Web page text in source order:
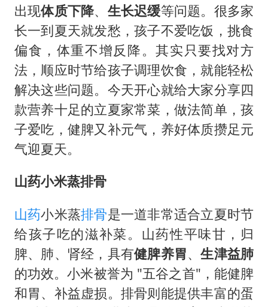
真理之光，何以能照亮复兴之路？
出现体质下降、 生长迟缓等问题。很多家
长一到夏天就发愁，孩子不爱吃饭，挑食
偏食，体重不增反降。其实只要找对方
法，顺应时节给孩子调理饮食，就能轻松
解决这些问题。今天开心就给大家分享四
款营养十足的立夏家常菜，做法简单，孩
子爱吃，健脾又补元气，养好体质攒足元
气迎夏天。
山药小米蒸排骨
山药小米蒸排骨是一道非常适合立夏时节
给孩子吃的滋补菜。山药性平味甘，归
脾、肺、肾经，具有健脾养胃、生津益肺
的功效。小米被誉为 "五谷之首"，能健脾
和胃、补益虚损。排骨则能提供丰富的蛋